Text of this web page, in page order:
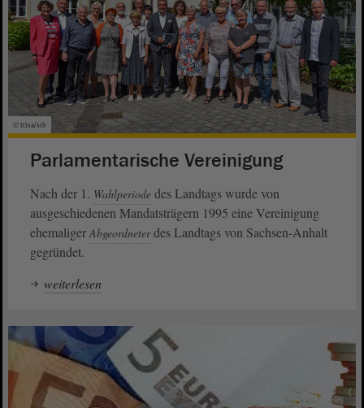
© ltlsa/stb
Parlamentarische Vereinigung
Nach der 1. Wahlperiode des Landtags wurde von
ausgeschiedenen Mandatsträgern 1995 eine Vereinigung
ehemaligerAbgeordneterdes Landtags von Sachsen-Anhalt
gegründet.
weiterlesen